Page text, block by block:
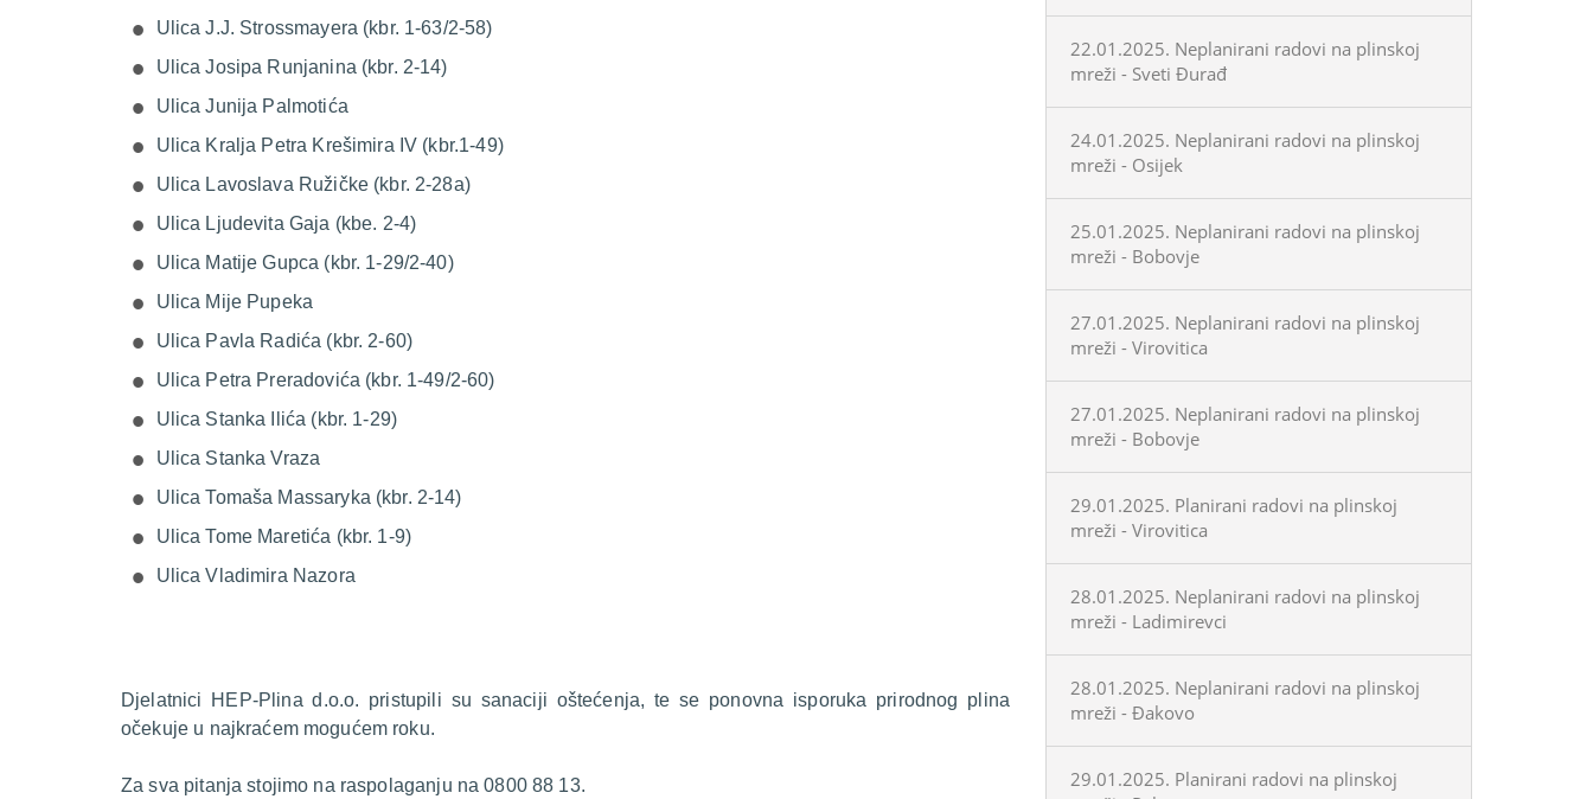
Ulica J.J. Strossmayera (kbr. 1-63/2-58)
Ulica Josipa Runjanina (kbr. 2-14)
Ulica Junija Palmotića
Ulica Kralja Petra Krešimira IV (kbr.1-49)
Ulica Lavoslava Ružičke (kbr. 2-28a)
Ulica Ljudevita Gaja (kbe. 2-4)
Ulica Matije Gupca (kbr. 1-29/2-40)
Ulica Mije Pupeka
Ulica Pavla Radića (kbr. 2-60)
Ulica Petra Preradovića (kbr. 1-49/2-60)
Ulica Stanka Ilića (kbr. 1-29)
Ulica Stanka Vraza
Ulica Tomaša Massaryka (kbr. 2-14)
Ulica Tome Maretića (kbr. 1-9)
Ulica Vladimira Nazora
Djelatnici HEP-Plina d.o.o. pristupili su sanaciji oštećenja, te se ponovna isporuka prirodnog plina
očekuje u najkraćem mogućem roku.
Za sva pitanja stojimo na raspolaganju na 0800 88 13.
22.01.2025. Neplanirani radovi na plinskoj
mreži - Sveti Đurađ
24.01.2025. Neplanirani radovi na plinskoj
mreži - Osijek
25.01.2025. Neplanirani radovi na plinskoj
mreži - Bobovje
27.01.2025. Neplanirani radovi na plinskoj
mreži - Virovitica
27.01.2025. Neplanirani radovi na plinskoj
mreži - Bobovje
29.01.2025. Planirani radovi na plinskoj
mreži - Virovitica
28.01.2025. Neplanirani radovi na plinskoj
mreži - Ladimirevci
28.01.2025. Neplanirani radovi na plinskoj
mreži - Đakovo
29.01.2025. Planirani radovi na plinskoj